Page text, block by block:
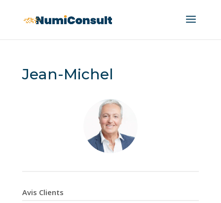
Jean-Michel
Avis Clients